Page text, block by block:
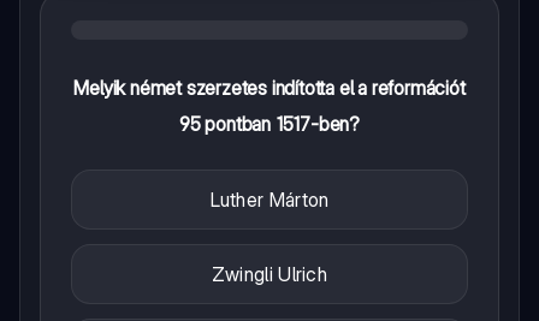
Melyik német szerzetes indította el a reformációt
95 pontban 1517-ben?
Luther Márton
Zwingli Ulrich